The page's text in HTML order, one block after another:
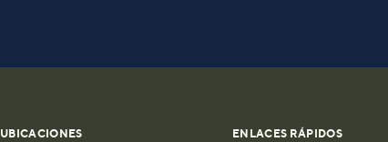
UBICACIONES ENLACES RÁPIDOS